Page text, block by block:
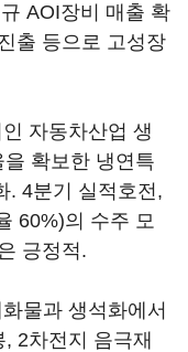
AOI장비 매출 확
출 등으로 고성장
자동차산업 생
확보한 냉연특
. 4분기 실적호전,
60%)의 수주 모
긍정적.
물과 생석화에서
2차전지 음극재